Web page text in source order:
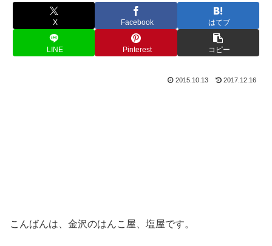
X Facebook はてブ
LINE Pinterest コピー
2015.10.13 2017.12.16
こんばんは、金沢のはんこ屋、塩屋です。